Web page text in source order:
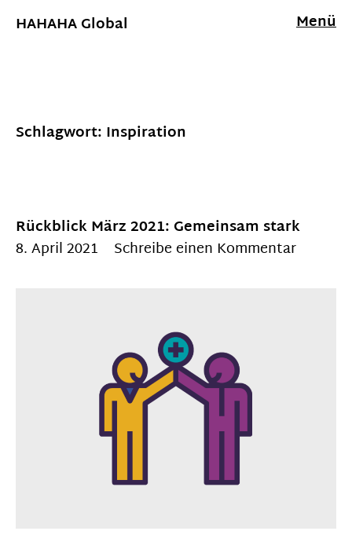
HAHAHA Global Menü
Schlagwort: Inspiration
Rückblick März 2021: Gemeinsam stark
8. April 2021
Schreibe einen Kommentar